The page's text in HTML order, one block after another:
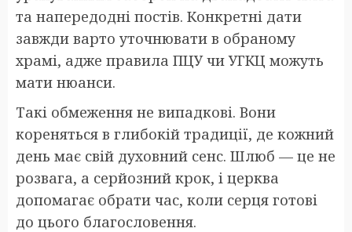
та напередодні постів. Конкретні дати
завжди варто уточнювати в обраному
храмі, адже правила ПЦУ чи УГКЦ можуть
мати нюанси.
Такі обмеження не випадкові. Вони
кореняться в глибокій традиції, де кожний
день має свій духовний сенс. Шлюб — це не
розвага, а серйозний крок, і церква
допомагає обрати час, коли серця готові
до цього благословення.